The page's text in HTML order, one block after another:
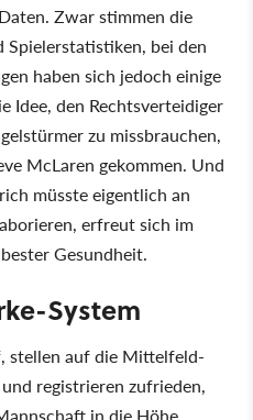
Zwar stimmen die
Spielerstatistiken, bei den
haben sich jedoch einige
Idee, den Rechtsverteidiger
zu missbrauchen,
McLaren gekommen. Und
müsste eigentlich an
erfreut sich im
Gesundheit.
System
stellen auf die Mittelfeld-
registrieren zufrieden,
in die Höhe